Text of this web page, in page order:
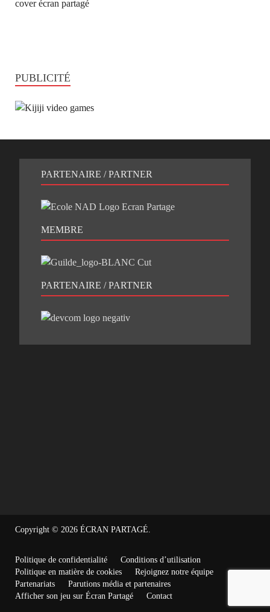
PUBLICITÉ
PARTENAIRE / PARTNER
MEMBRE
PARTENAIRE / PARTNER
Copyright © 2026 ÉCRAN PARTAGÉ.
Politique de confidentialité
Conditions d’utilisation
Politique en matière de cookies
Rejoignez notre équipe
Partenariats
Parutions média et partenaires
Afficher son jeu sur Écran Partagé
Contact